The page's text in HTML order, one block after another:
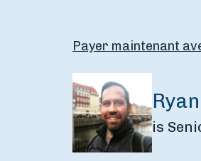
Payer maintenant
is